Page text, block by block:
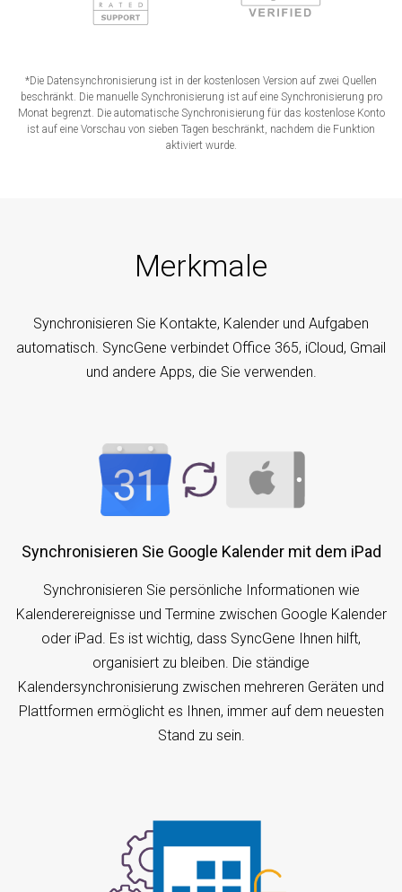
*Die Datensynchronisierung ist in der kostenlosen Version auf zwei Quellen
beschränkt. Die manuelle Synchronisierung ist auf eine Synchronisierung pro
Monat begrenzt. Die automatische Synchronisierung für das kostenlose Konto
ist auf eine Vorschau von sieben Tagen beschränkt, nachdem die Funktion
aktiviert wurde.
Merkmale
Synchronisieren Sie Kontakte, Kalender und Aufgaben
automatisch. SyncGene verbindet Office 365, iCloud, Gmail
und andere Apps, die Sie verwenden.
Synchronisieren Sie Google Kalender mit dem iPad
Synchronisieren Sie persönliche Informationen wie
Kalenderereignisse und Termine zwischen Google Kalender
oder iPad. Es ist wichtig, dass SyncGene Ihnen hilft,
organisiert zu bleiben. Die ständige
Kalendersynchronisierung zwischen mehreren Geräten und
Plattformen ermöglicht es Ihnen, immer auf dem neuesten
Stand zu sein.